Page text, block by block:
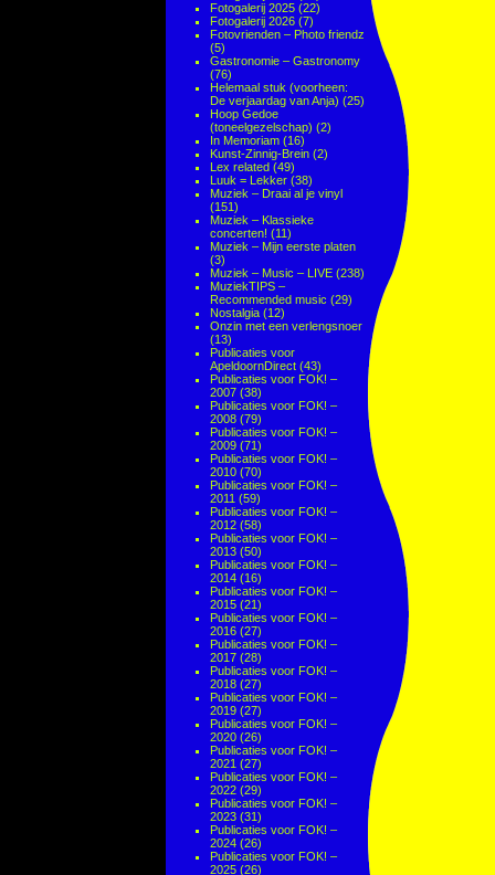
Fotogalerij 2025 (22)
Fotogalerij 2026 (7)
Fotovrienden – Photo friendz
(5)
Gastronomie – Gastronomy
(76)
Helemaal stuk (voorheen:
De verjaardag van Anja) (25)
Hoop Gedoe
(toneelgezelschap) (2)
In Memoriam (16)
Kunst-Zinnig-Brein (2)
Lex related (49)
Luuk = Lekker (38)
Muziek – Draai al je vinyl
(151)
Muziek – Klassieke
concerten! (11)
Muziek – Mijn eerste platen
(3)
Muziek – Music – LIVE (238)
MuziekTIPS –
Recommended music (29)
Nostalgia (12)
Onzin met een verlengsnoer
(13)
Publicaties voor
ApeldoornDirect (43)
Publicaties voor FOK! –
2007 (38)
Publicaties voor FOK! –
2008 (79)
Publicaties voor FOK! –
2009 (71)
Publicaties voor FOK! –
2010 (70)
Publicaties voor FOK! –
2011 (59)
Publicaties voor FOK! –
2012 (58)
Publicaties voor FOK! –
2013 (50)
Publicaties voor FOK! –
2014 (16)
Publicaties voor FOK! –
2015 (21)
Publicaties voor FOK! –
2016 (27)
Publicaties voor FOK! –
2017 (28)
Publicaties voor FOK! –
2018 (27)
Publicaties voor FOK! –
2019 (27)
Publicaties voor FOK! –
2020 (26)
Publicaties voor FOK! –
2021 (27)
Publicaties voor FOK! –
2022 (29)
Publicaties voor FOK! –
2023 (31)
Publicaties voor FOK! –
2024 (26)
Publicaties voor FOK! –
2025 (26)